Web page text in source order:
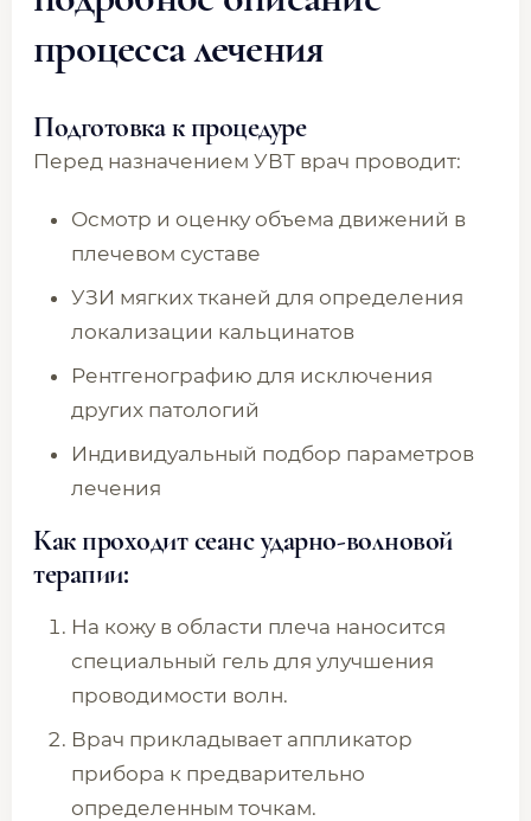
процесса лечения
Подготовка к процедуре
Перед назначением УВТ врач проводит:
Осмотр и оценку объема движений в
плечевом суставе
УЗИ мягких тканей для определения
локализации кальцинатов
Рентгенографию для исключения
других патологий
Индивидуальный подбор параметров
лечения
Как проходит сеанс ударно-волновой
терапии:
На кожу в области плеча наносится
специальный гель для улучшения
проводимости волн.
Врач прикладывает аппликатор
прибора к предварительно
определенным точкам.